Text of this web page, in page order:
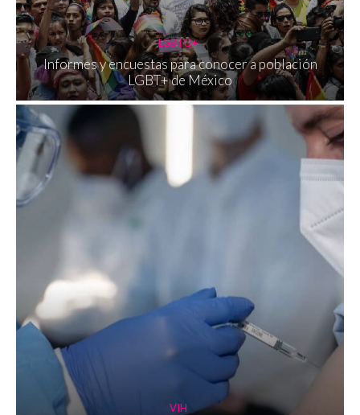
LGBTQ+
Informes y encuestas para conocer a población
LGBT+ de México
VIH